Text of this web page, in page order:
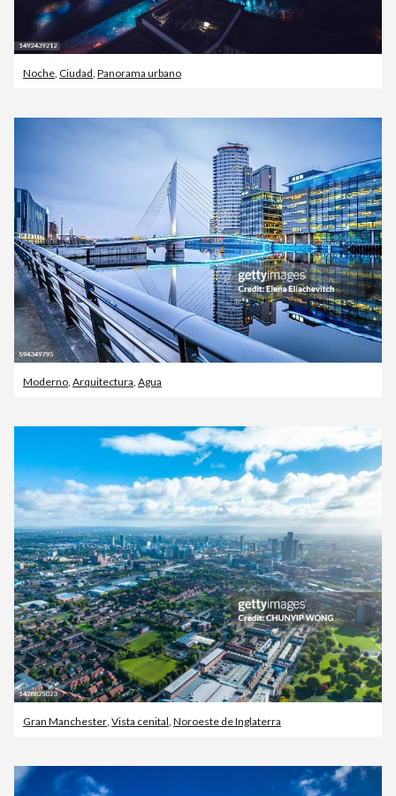
Noche, Ciudad, Panorama urbano
Moderno, Arquitectura, Agua
Gran Manchester Vista cenital Noroeste de Inglaterra